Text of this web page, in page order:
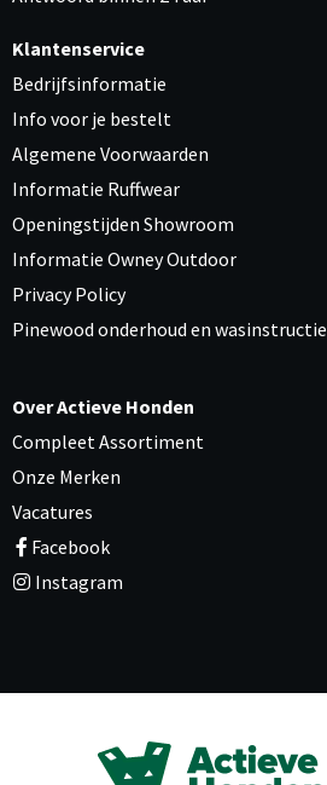
Klantenservice
Bedrijfsinformatie
Info voor je bestelt
Algemene Voorwaarden
Informatie Ruffwear
Openingstijden Showroom
Informatie Owney Outdoor
Privacy Policy
Pinewood onderhoud en wasinstructie
Over Actieve Honden
Compleet Assortiment
Onze Merken
Vacatures
Facebook
Instagram